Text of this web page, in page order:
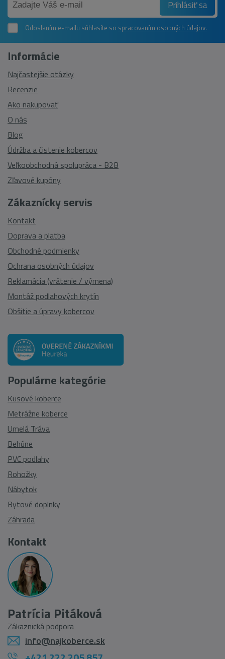
Prihlásiť sa
Odoslaním e-mailu súhlasíte so spracovaním osobných údajov.
Zákaznícky servis
Kontakt
Doprava a platba
Obchodné podmienky
Ochrana osobných údajov
Reklamácia (vrátenie / výmena)
Montáž podlahových krytín
Obšitie a úpravy kobercov
Informácie
Najčastejšie otázky
Recenzie
Ako nakupovať
O nás
Blog
Údržba a čistenie kobercov
Veľkoobchodná spolupráca - B2B
Zľavové kupóny
Populárne kategórie
Kusové koberce
Metrážne koberce
Umelá Tráva
Behúne
PVC podlahy
Rohožky
Nábytok
Bytové doplnky
Záhrada
Kontakt
Patrícia Pitáková
Zákaznická podpora
info@najkoberce.sk